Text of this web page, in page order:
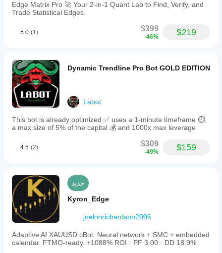
Edge Matrix Pro 🚀 Your 2-in-1 Quant Lab to Find, Verify, and
Trade Statistical Edges.
5.0 (1) $399
-46% $219
Dynamic Trendline Pro Bot GOLD EDITION
Labot
This bot is already optimized ✅ uses a 1-minute timeframe ⏱️,
a max size of 5% of the capital 💰 and 1000x max leverage
4.5 (2) $309
-49% $159
جديد
Kyron_Edge
joelonrichardson2006
Adaptive AI XAUUSD cBot. Neural network + SMC + embedded
calendar. FTMO-ready. +1088% ROI · PF 3.00 · DD 18.9%